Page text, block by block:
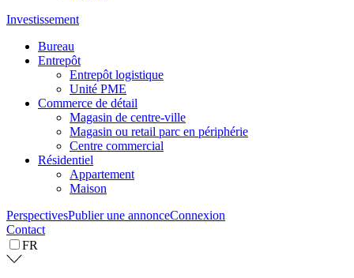
Investissement
Bureau
Entrepôt
Entrepôt logistique
Unité PME
Commerce de détail
Magasin de centre-ville
Magasin ou retail parc en périphérie
Centre commercial
Résidentiel
Appartement
Maison
PerspectivesPublier une annonceConnexion
Contact
FR